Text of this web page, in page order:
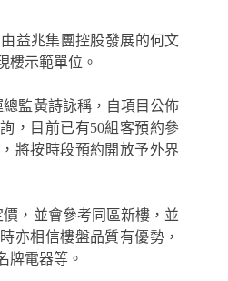
益兆集團控股發展的何文
樓示範單位。
監黃詩詠稱，自項目公佈
，目前已有50組客預約參
將按時段預約開放予外界
，並會參考同區新樓，並
亦相信樓盤品質有優勢，
牌電器等。